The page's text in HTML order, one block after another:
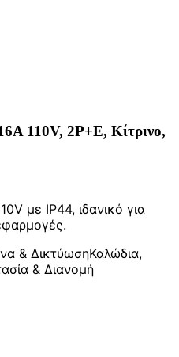
110V, 2P+E, Κίτρινο,
με IP44, ιδανικό για
& ΔικτύωσηΚαλώδια,
& Διανομή